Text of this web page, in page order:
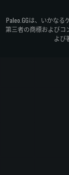
Paleo.GGは、いかな
第三者の商標およびコ
よび